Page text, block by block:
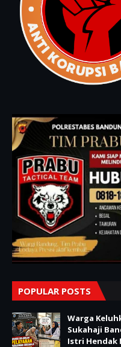
POPULAR POSTS
Warga
Sukahaji
Istri Hendak